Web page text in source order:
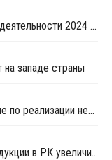
АНПЗ подводит итоги производственной деятельности 2024 года
западе страны
Казмунайгаз и MOL подписали соглашение по реализации нефтехимических проектов
Производство нефтегазохимической продукции в РК увеличилось на 171,2%